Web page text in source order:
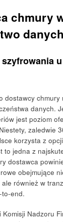
chmury
dostawcy chmury
danych.
jest poziom
zaledwie
korzysta z
to jedna z
dostawca
obejmujące
również w
end.
Nadzoru